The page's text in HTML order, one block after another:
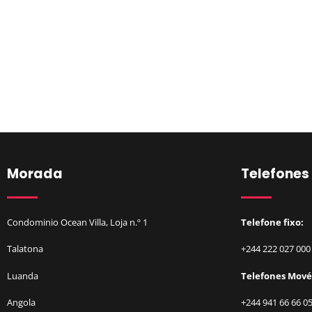
Morada
Condominio Ocean Villa, Loja n.º 1
Talatona
Luanda
Angola
Telefones
Telefone fixo:
+244 222 027 000
Telefones
+244 941 66 66 05